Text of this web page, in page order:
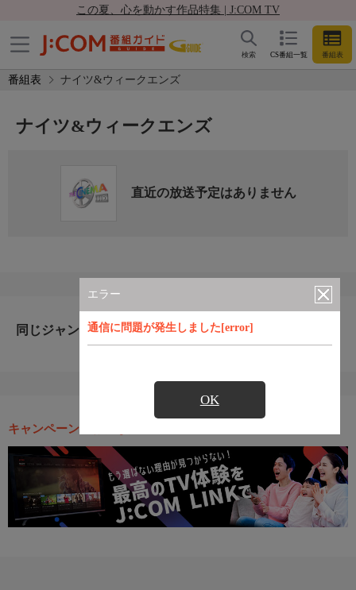
この夏、心を動かす作品特集 | J:COM TV
CS番組一覧 番組表
検索
番組表 ナイツ&ウィークエンズ
エラー
通信に問題が発生しました[error]
OK
ナイツ&ウィークエンズ
直近の放送予定はありません
同じジャンルのおすすめ番組
キャンペーン・お得な情報